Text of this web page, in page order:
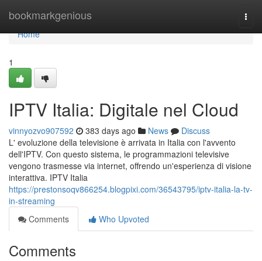
bookmarkgenious
Home
Home
1
IPTV Italia: Digitale nel Cloud
vinnyozvo907592 383 days ago News
Discuss
L' evoluzione della televisione è arrivata in Italia con l'avvento
dell'IPTV. Con questo sistema, le programmazioni televisive
vengono trasmesse via internet, offrendo un'esperienza di visione
interattiva. IPTV Italia
https://prestonsoqv866254.blogpixi.com/36543795/iptv-italia-la-tv-
in-streaming
Comments
Who Upvoted
Comments